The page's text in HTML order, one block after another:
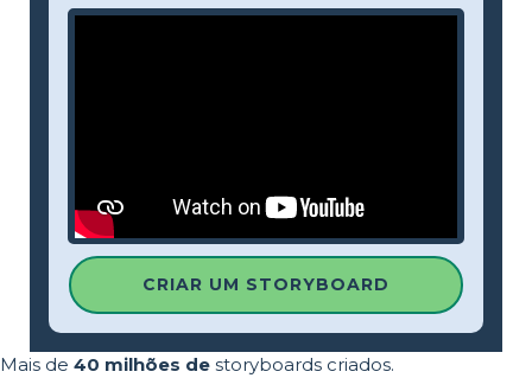
CRIAR UM STORYBOARD
Mais de 40 milhões de storyboards criados.